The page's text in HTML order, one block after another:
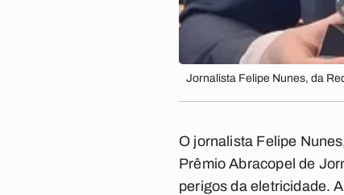
Jornalista Felipe Nunes, da
O jornalista Felipe
Prêmio Abracopel de
perigos da eletricidade.